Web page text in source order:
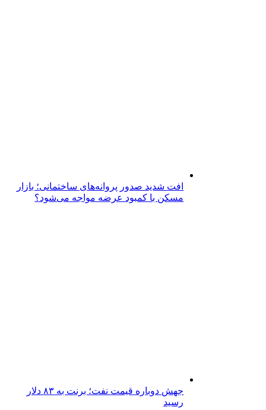
افت شدید صدور پروانه‌های ساختمانی؛ بازار
مسکن با کمبود عرضه مواجه می‌شود؟
جهش دوباره قیمت نفت؛ برنت به ۸۳ دلار
رسید